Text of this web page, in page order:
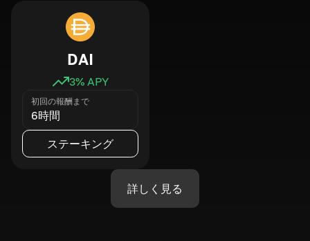
DAI
3% APY
初回の報酬まで
6時間
ステーキング
詳しく見る